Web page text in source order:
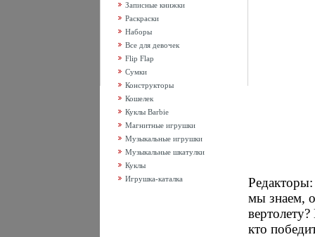
Записные книжки
Раскраски
Наборы
Все для девочек
Flip Flap
Сумки
Конструкторы
Кошелек
Куклы Barbie
Магнитные игрушки
Музыкальные игрушки
Музыкальные шкатулки
Куклы
Игрушка-каталка
мы знаем,
кто